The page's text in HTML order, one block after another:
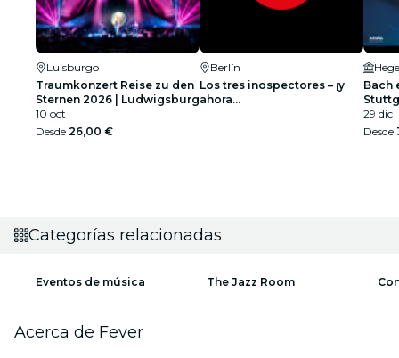
Luisburgo
Traumkonzert Reise zu den
Sternen 2026 | Ludwigsburg
10 oct
Desde 26,00 €
Berlín
Los tres inospectores – ¡y
ahora...
Bach
29 dic
Desde
Categorías relacionadas
Eventos de música The Jazz Room
Acerca de Fever